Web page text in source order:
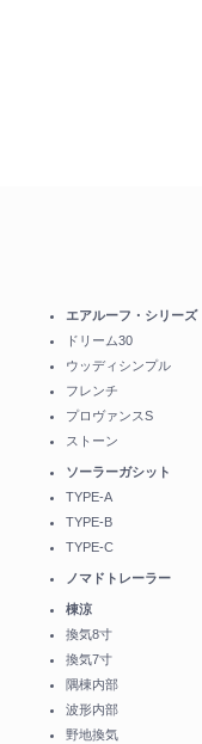
エアルーフ・シリーズ
ドリーム30
ウッディシンプル
フレンチ
プロヴァンスS
ストーン
ソーラーガシット
TYPE-A
TYPE-B
TYPE-C
ノマドトレーラー
棟涼
換気8寸
換気7寸
隅棟内部
波形内部
野地換気